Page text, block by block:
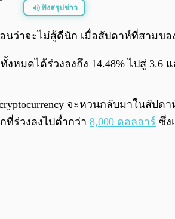
ฟังสรุปข่าว
นว่าจะไม่สู้ดีนัก เมื่อสัปดาห์ที่สามข
หมดได้ร่วงลงถึง 14.48% ไปสู่
จะหวนกลับมาในสัป
ที่ร่วงลงไปต่ำกว่า 8,000 ดอลลาร์ ซึ่ง